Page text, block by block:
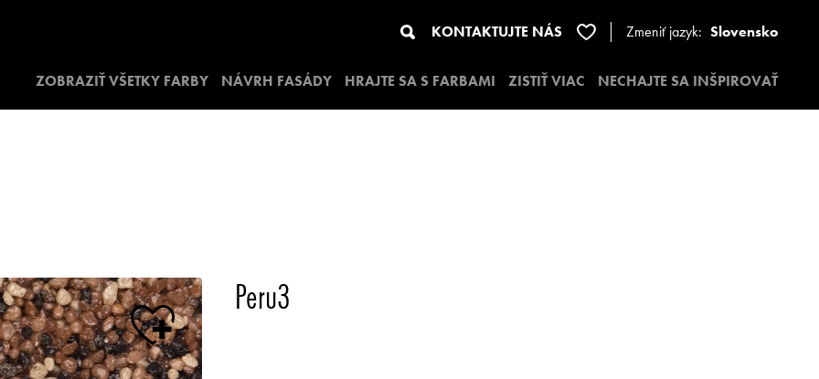
KONTAKTUJTE NÁS Zmeniť jazyk: Slovensko
ZOBRAZIŤ VŠETKY FARBY NÁVRH FASÁDY HRAJTE SA S FARBAMI ZISTIŤ VIAC NECHAJTE SA INŠPIROVAŤ
Peru3